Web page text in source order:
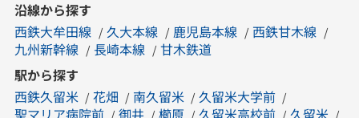
沿線から探す
西鉄大牟田線
久大本線 鹿児島本線
西鉄甘木線
九州新幹線
長崎本線
甘木鉄道
駅から探す
西鉄久留米
花畑 南久留米
久留米大学前
聖マリア病院前
御井 櫛原 久留米高校前
久留米